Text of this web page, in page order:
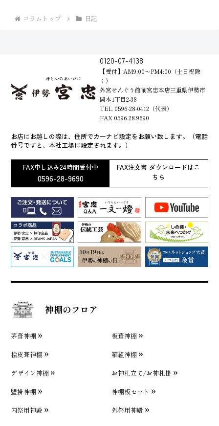
コラムトップ 日記
0120-07-4138
【受付】AM9:00～PM4:00（土日祝除
く）
外宮せんぐう館前宮忠本店三重県伊勢市
岡本1丁目2-38
TEL 0596-28-0412（代表）
FAX 0596-28-9690
お店にお越しの際は、住所でカーナビ設定をお願い致します。（電話
番号ですと、本社工場に設定されます。）
FAX申し込み24時間受付中
0596-28-9690
FAX注文書 ダウンロードはこ
ちら
神棚のフロア
茅葺神棚
板葺神棚
桧皮葺神棚
箱組神棚
デザイン神棚
お神札立て/お神札掛
壁掛神棚
神棚板セット
内祭用神殿
外祭用神殿